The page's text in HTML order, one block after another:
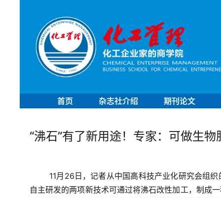
首页 杂志社介绍 期刊论文
“沸石”有了新用途！专家：可做生
11月26日，记者从中国高科技产业化研究会组
自主研发的两项新技术可通过将沸石改性加工，制成